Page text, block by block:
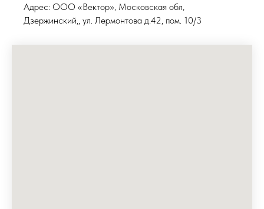
Адрес: ООО «Вектор», Московская обл,
Дзержинский,, ул. Лермонтова д.42, пом. 10/3